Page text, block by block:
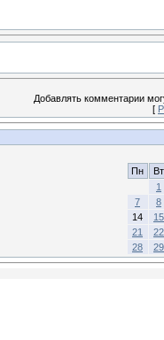
Добавлять комментарии
[
Пн
Вт
1
7
8
14
15
21
22
28
29